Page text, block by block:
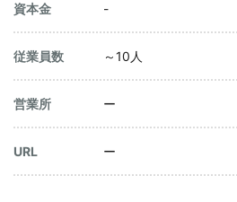
資本金 -
従業員数 ～10人
営業所 ー
URL ー